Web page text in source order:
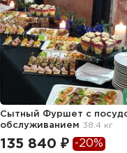
Сытный Фуршет с
обслуживанием 38.4 кг
135 840 ₽ -20%